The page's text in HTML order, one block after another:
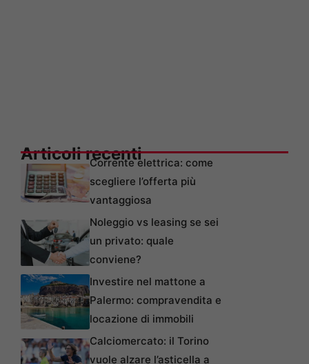
Articoli recentiCorrente elettrica: come
scegliere l’offerta più
vantaggiosa
Noleggio vs leasing se sei
un privato: quale
conviene?
Investire nel mattone a
Palermo: compravendita e
locazione di immobili
Calciomercato: il Torino
vuole alzare l’asticella a